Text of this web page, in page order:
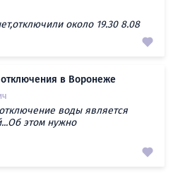
около 19.30 8.08
в Воронеже
воды является
этом нужно